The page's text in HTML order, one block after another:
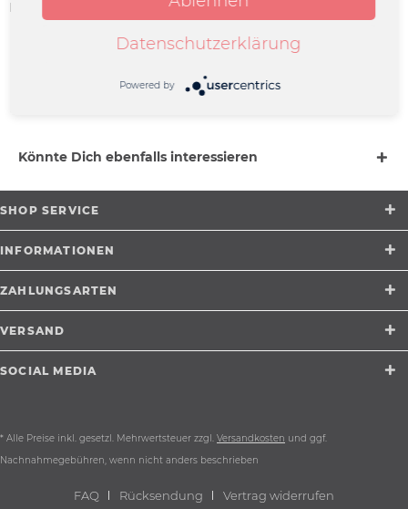
Herstellerinfo:
MERCHCOWBOY GmbH & Co. KG |
Friedrich-Ebert-Straße 7 | 48153
Münster | info@merchcowboy.com
Könnte Dich ebenfalls interessieren
SHOP SERVICE
INFORMATIONEN
ZAHLUNGSARTEN
VERSAND
SOCIAL MEDIA
* Alle Preise inkl. gesetzl. Mehrwertsteuer zzgl. Versandkosten und ggf.
Nachnahmegebühren, wenn nicht anders beschrieben
FAQ Rücksendung Vertrag widerrufen
Datenschutzerklärung
Powered by